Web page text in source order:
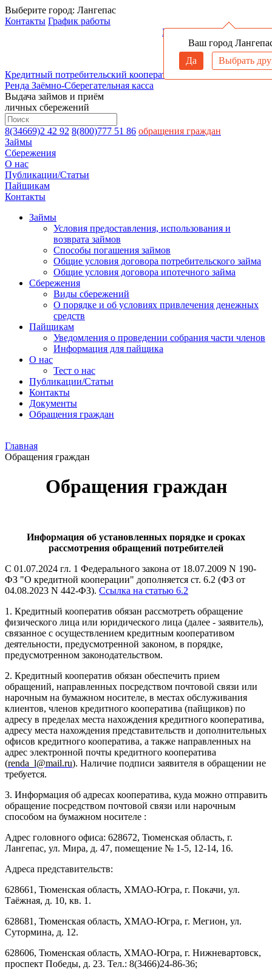
Выберите город: Лангепас
Ваш город
Да
Выбрать
Контакты График работы
Войти в личный кабинет
Кредитный потребительский кооператив
Ренда Заёмно-Сберегательная касса
Выдача займов и приём
личных сбережений
8(34669)2 42 92 8(800)777 51 86 обращения граждан
Займы
Сбережения
О нас
Публикации/Статьи
Пайщикам
Контакты
Займы
Условия предоставления, использования и
возврата займов
Способы погашения займов
Общие условия договора потребительского займа
Общие условия договора ипотечного займа
Сбережения
Виды сбережений
О порядке и об условиях привлечения денежных
средств
Пайщикам
Уведомления о проведении собрания части членов
Информация для пайщика
О нас
Тест о нас
Публикации/Статьи
Контакты
Документы
Обращения граждан
Главная
Обращения граждан
Обращения граждан
Информация об установленных порядке и сроках
рассмотрения обращений потребителей
С 01.07.2024 гл. 1 Федерального закона от 18.07.2009 N 190-
ФЗ "О кредитной кооперации" дополняется ст. 6.2 (ФЗ от
04.08.2023 N 442-ФЗ). Ссылка на статью 6.2
1. Кредитный кооператив обязан рассмотреть обращение
физического лица или юридического лица (далее - заявитель),
связанное с осуществлением кредитным кооперативом
деятельности, предусмотренной законом, в порядке,
предусмотренном законодательством.
2. Кредитный кооператив обязан обеспечить прием
обращений, направленных посредством почтовой связи или
нарочным на бумажном носителе, в местах обслуживания
клиентов, членов кредитного кооператива (пайщиков) по
адресу в пределах места нахождения кредитного кооператива,
адресу места нахождения представительств и дополнительных
офисов кредитного кооператива, а также направленных на
адрес электронной почты кредитного кооператива
(renda_l@mail.ru). Наличие подписи заявителя в обращении не
требуется.
3. Информация об адресах кооператива, куда можно отправить
обращение посредством почтовой связи или нарочным
способом на бумажном носителе :
Адрес головного офиса: 628672, Тюменская область, г.
Лангепас, ул. Мира, д. 47, помещение № 1-5, 12-14, 16.
Адреса представительств:
628661, Тюменская область, ХМАО-Югра, г. Покачи, ул.
Таёжная, д. 10, кв. 1.
628681, Тюменская область, ХМАО-Югра, г. Мегион, ул.
Сутормина, д. 12.
628606, Тюменская область, ХМАО-Югра, г. Нижневартовск,
проспект Победы, д. 23. Тел.: 8(3466)24-86-36;